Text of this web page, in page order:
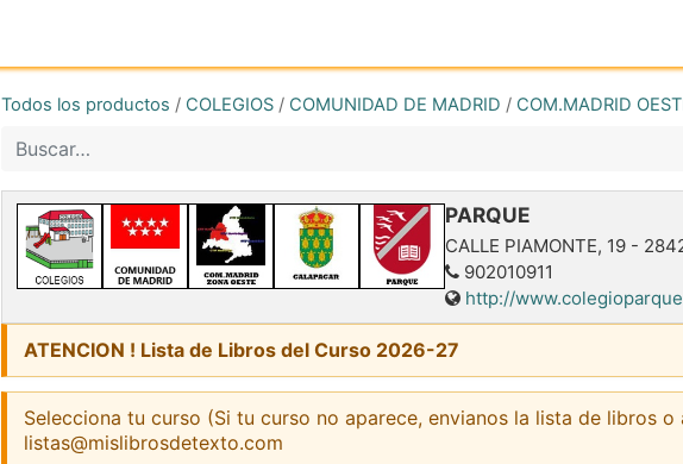
Todos los productos / COLEGIOS / COMUNIDAD DE MADRID / COM.MADRID
PARQUE
CALLE PIAMONTE, 19 -
902010911
http://
ATENCION ! Lista de Libros del Curso 2026-27
Selecciona tu curso (Si tu curso no aparece, envianos la lista de libros o
listas@mislibrosdetexto.com